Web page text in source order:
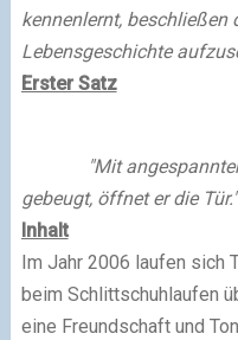
kennenlernt, beschließen
Lebensgeschichte
Erster Satz
"Mit
gebeugt, öffnet er die Tür."
Inhalt
Im Jahr 2006 laufen sich
beim Schlittschuhlaufen
eine Freundschaft und